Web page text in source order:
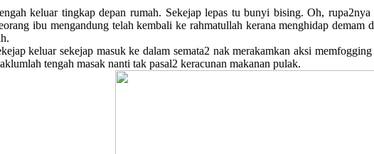
keluar tingkap depan rumah. Sekejap lepas tu bunyi bising. Oh,
ibu mengandung telah kembali ke rahmatullah kerana menghidap
keluar sekejap masuk ke dalam semata2 nak merakamkan aksi
tengah masak nanti tak pasal2 keracunan makanan pulak.